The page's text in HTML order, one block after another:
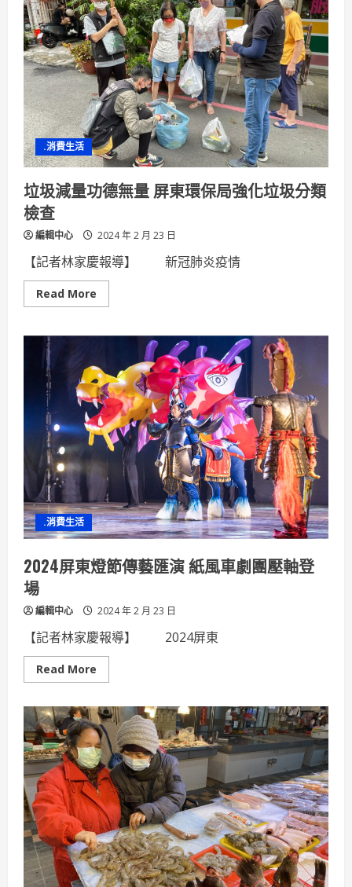
市
地
重
劃
區
工
程
動
土
增
添
萬
年
溪
新
亮
點
.消費生活
垃圾減量功德無量 屏東環保局強化垃圾分類
檢查
編輯中心 2024 年 2 月 23 日
【記者林家慶報導】 新冠肺炎疫情
Read More
more
圾
功
德
無
量
屏
東
環
保
局
強
化
垃
圾
分
類
檢
.消費生活
2024屏東燈節傳藝匯演 紙風車劇團壓軸登
場
編輯中心 2024 年 2 月 23 日
【記者林家慶報導】 2024屏東
Read More
more
屏
東
燈
節
傳
藝
匯
演
紙
風
車
劇
團
壓
軸
登